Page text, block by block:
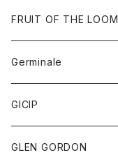
Tシャツ
ボトム
バッグ
サングラス
FRUIT OF THE LOOM
アウター
パーカー
グッズ
ネクタイ
トップス
Germinale
靴
サンダル
GICIP
トップス
GLEN GORDON